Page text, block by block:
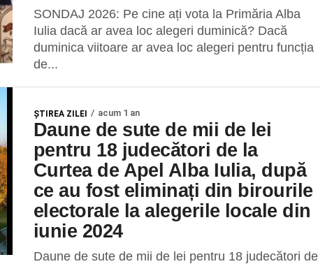
SONDAJ 2026: Pe cine ați vota la Primăria Alba
Iulia dacă ar avea loc alegeri duminică? Dacă
duminica viitoare ar avea loc alegeri pentru funcția
de...
ŞTIREA ZILEI acum 1 an
Daune de sute de mii de lei
pentru 18 judecători de la
Curtea de Apel Alba Iulia, după
ce au fost eliminați din birourile
electorale la alegerile locale din
iunie 2024
Daune de sute de mii de lei pentru 18 judecători de